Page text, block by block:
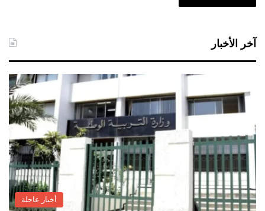
آخر الأخبار
أخبار عاجلة